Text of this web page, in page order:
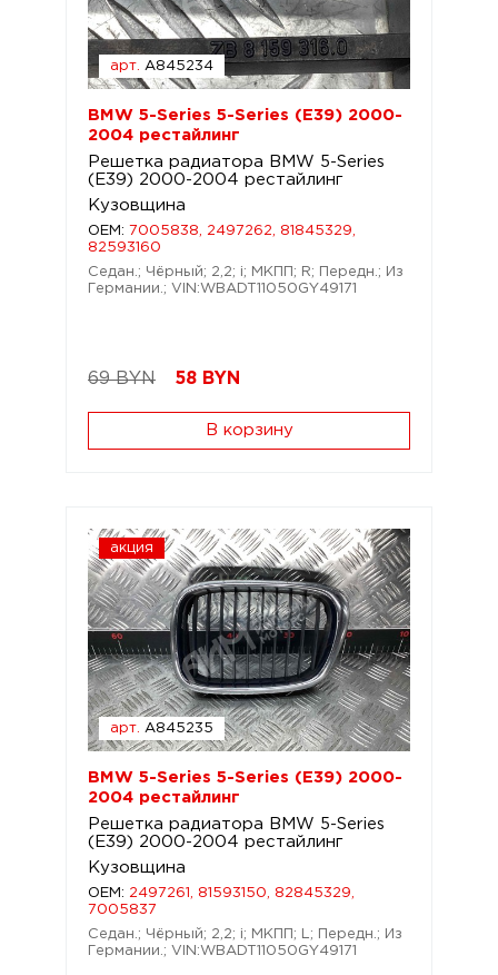
арт. A845234
BMW 5-Series 5-Series (E39) 2000-
2004 рестайлинг
Решетка радиатора BMW 5-Series
(E39) 2000-2004 рестайлинг
Кузовщина
OEM:
7005838, 2497262, 81845329,
82593160
Седан.; Чёрный; 2,2; i; МКПП; R; Передн.; Из
Германии.; VIN:WBADT11050GY49171
69 BYN 58 BYN
В корзину
акция
арт. A845235
BMW 5-Series 5-Series (E39) 2000-
2004 рестайлинг
Решетка радиатора BMW 5-Series
(E39) 2000-2004 рестайлинг
Кузовщина
OEM: 2497261, 81593150, 82845329,
7005837
Седан.; Чёрный; 2,2; i; МКПП; L; Передн.; Из
Германии.; VIN:WBADT11050GY49171